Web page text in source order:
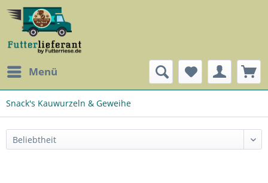
Menü
Snack's Kauwurzeln & Geweihe